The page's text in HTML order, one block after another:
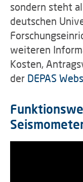
sondern steht
deutschen
weiteren
Kosten,
der DEPAS